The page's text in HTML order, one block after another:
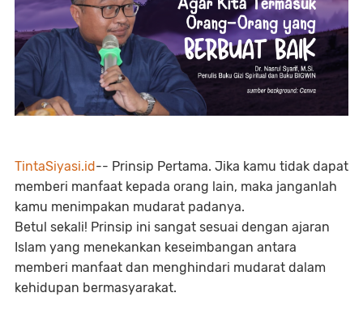
TintaSiyasi.id-- Prinsip Pertama. Jika kamu tidak dapat
memberi manfaat kepada orang lain, maka janganlah
kamu menimpakan mudarat padanya.
Betul sekali! Prinsip ini sangat sesuai dengan ajaran
Islam yang menekankan keseimbangan antara
memberi manfaat dan menghindari mudarat dalam
kehidupan bermasyarakat.